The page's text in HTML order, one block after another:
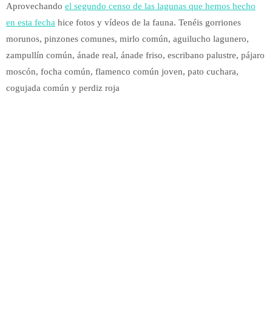
Aprovechando el segundo censo de las lagunas que hemos hecho
en esta fecha hice fotos y vídeos de la fauna. Tenéis gorriones
morunos, pinzones comunes, mirlo común, aguilucho lagunero,
zampullín común, ánade real, ánade friso, escribano palustre, pájaro
moscón, focha común, flamenco común joven, pato cuchara,
cogujada común y perdiz roja